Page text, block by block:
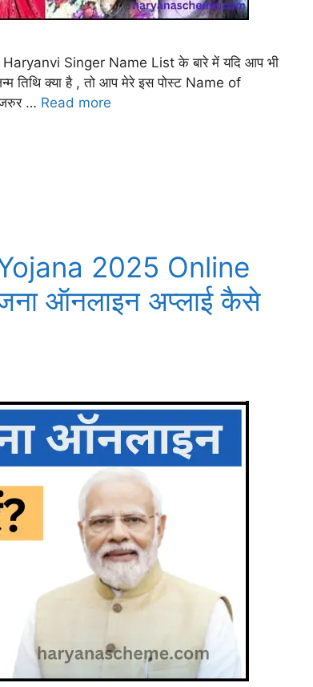
Singer Name List के बारे में यदि आप भी
तिथि क्या है , तो आप मेरे इस पोस्ट Name of
… Read more
2025 Online
ऑनलाइन अप्लाई कैसे